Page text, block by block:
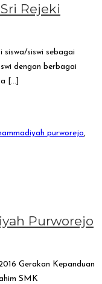
Rejeki
siswi sebagai
dengan berbagai
[…]
purworejo,
Purworejo
Gerakan Kepanduan
SMK